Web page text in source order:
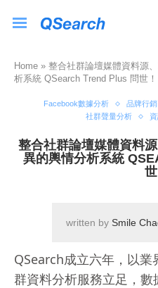
Home » 整合社群論壇媒體資料源
析系統 QSearch Trend Plus 問世！
Facebook數據分析 品牌行銷
社群聲量分析
整合社群論壇媒體資料
異的輿情分析系統
世
written by Smile
QSearch成立六年，以
群資料分析服務立足，